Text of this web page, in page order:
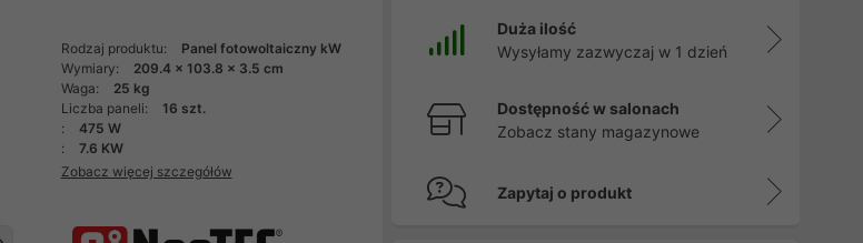
Rodzaj produktu:
Panel fotowoltaiczny kW
Wymiary:
209.4 x 103.8 x 3.5 cm
Waga:
25 kg
Liczba paneli:
16 szt.
:
475 W
:
7.6 KW
Zobacz więcej szczegółów
Duża ilość
Wysyłamy zazwyczaj w 1 dzień
Dostępność w salonach
Zobacz stany magazynowe
Zapytaj o produkt